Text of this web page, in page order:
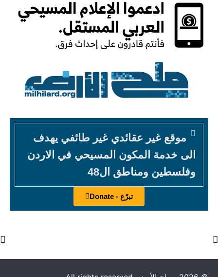
موقع غير عقائدي غير طائفي يهدف
الى خدمة المكون المسيحي في الاردن
وفلسطين ومناطق ال48
تبرّع - Donate